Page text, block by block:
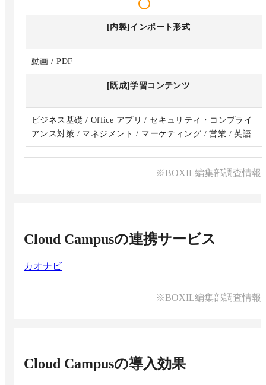
[内製]インポート形式
動画 / PDF
[既成]学習コンテンツ
ビジネス基礎 / Office アプリ / セキュリティ・コンプライ
アンス対策 / マネジメント / マーケティング / 営業 / 英語
※BOXIL編集部調査情報
Cloud Campusの連携サービス
カオナビ
※BOXIL編集部調査情報
Cloud Campusの導入効果